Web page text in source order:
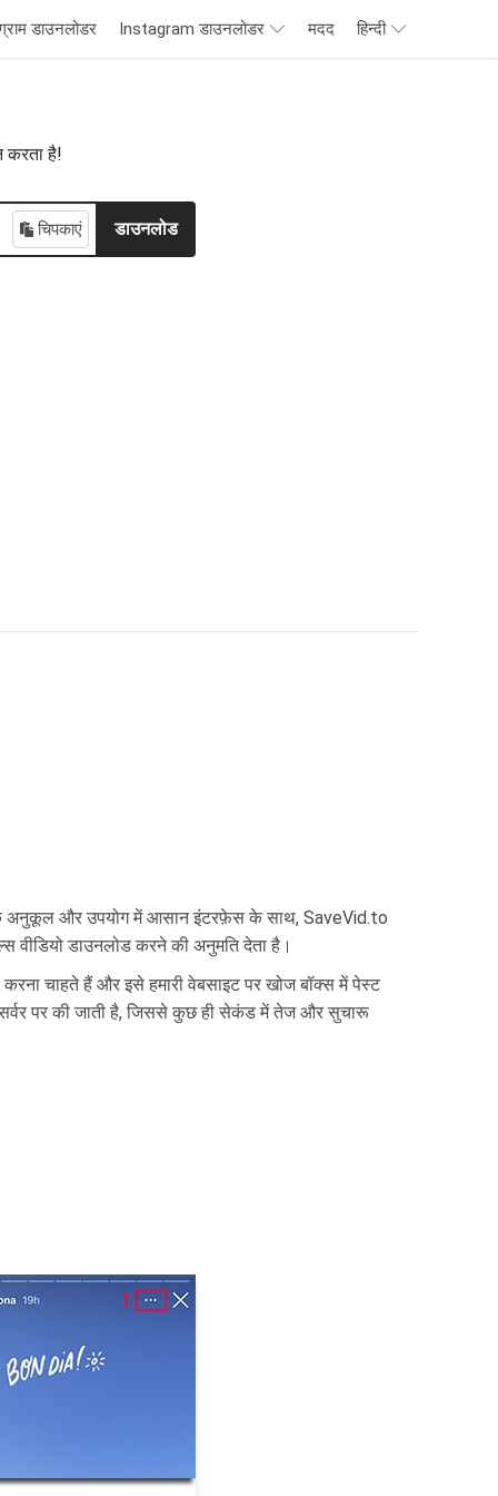
डाउनलोडर Instagram डाउनलोडर मदद हिन्दी
करता है!
चिपकाएं डाउनलोड
एक अनुकूल और उपयोग में आसान इंटरफ़ेस के साथ, SaveVid.to
वीडियो डाउनलोड करने की अनुमति देता है।
चाहते हैं और इसे हमारी वेबसाइट पर खोज बॉक्स में पेस्ट
सर्वर पर की जाती है, जिससे कुछ ही सेकंड में तेज और सुचारू